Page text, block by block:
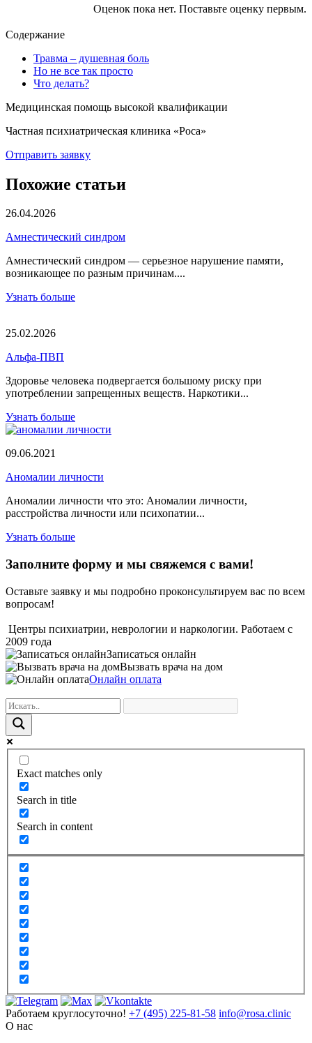
Оценок пока нет. Поставьте оценку первым.
Содержание
Травма – душевная боль
Но не все так просто
Что делать?
Медицинская помощь высокой квалификации
Частная психиатрическая клиника «Роса»
Отправить заявку
Похожие статьи
26.04.2026
Амнестический синдром
Амнестический синдром — серьезное нарушение памяти,
возникающее по разным причинам....
Узнать больше
25.02.2026
Альфа-ПВП
Здоровье человека подвергается большому риску при
употреблении запрещенных веществ. Наркотики...
Узнать больше
09.06.2021
Аномалии личности
Аномалии личности что это: Аномалии личности,
расстройства личности или психопатии...
Узнать больше
Заполните форму и мы свяжемся с вами!
Оставьте заявку и мы подробно проконсультируем вас по всем
вопросам!
Центры психиатрии, неврологии и наркологии. Работаем с
2009 года
Записаться онлайн
Вызвать врача на дом
Онлайн оплата
Exact matches only
Search in title
Search in content
Работаем круглосуточно! +7 (495) 225-81-58 info@rosa.clinic
О нас